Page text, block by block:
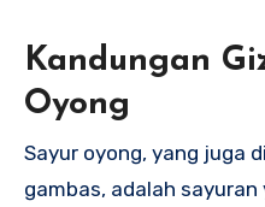
Kandungan
Oyong
Sayur oyong, yang juga
gambas, adalah